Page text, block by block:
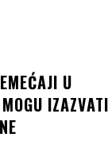
U
IZAZVATI